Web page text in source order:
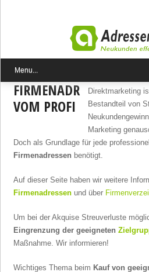
FIRMENADRESSEN
VOM PROFI
Direktmarketing
Bestandteil von
Marketing
Doch als Grundlage für jede
Firmenadressen benötigt.
Auf dieser Seite haben wir weitere
Firmenadressen und über
Um bei der Akquise Streuverluste
Eingrenzung der geeigneten
Maßnahme. Wir informieren!
Wichtiges Thema beim Kauf von